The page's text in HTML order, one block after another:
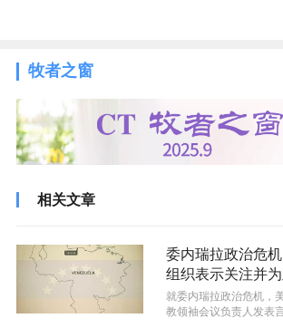
牧者之窗
相关文章
委内瑞拉政治危
组织表示关注并
就委内瑞拉政治危机，
教领袖会议负责人发表